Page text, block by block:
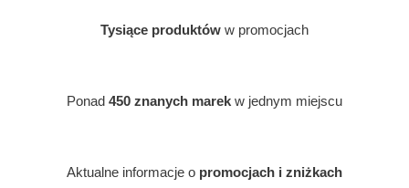
Tysiące produktów w promocjach
Ponad 450 znanych marek w jednym miejscu
Aktualne informacje o promocjach i zniżkach